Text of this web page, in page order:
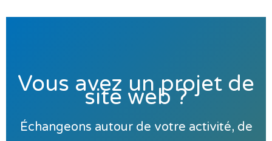
Vous avez un projet de
site web ?
Échangeons autour de votre activité, de